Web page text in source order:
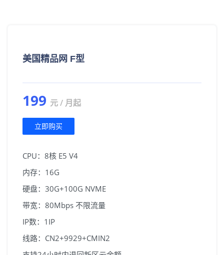
美国精品网 F型
199 元 / 月起
立即购买
CPU：8核 E5 V4
内存：16G
硬盘：30G+100G NVME
带宽：80Mbps 不限流量
IP数：1IP
线路：CN2+9929+CMIN2